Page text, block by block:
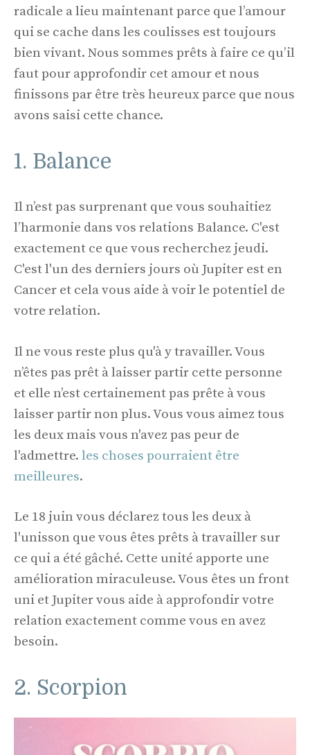
radicale a lieu maintenant parce que l’amour
qui se cache dans les coulisses est toujours
bien vivant. Nous sommes prêts à faire ce qu’il
faut pour approfondir cet amour et nous
finissons par être très heureux parce que nous
avons saisi cette chance.
1. Balance
Il n’est pas surprenant que vous souhaitiez
l’harmonie dans vos relations Balance. C'est
exactement ce que vous recherchez jeudi.
C'est l'un des derniers jours où Jupiter est en
Cancer et cela vous aide à voir le potentiel de
votre relation.
Il ne vous reste plus qu'à y travailler. Vous
n’êtes pas prêt à laisser partir cette personne
et elle n’est certainement pas prête à vous
laisser partir non plus. Vous vous aimez tous
les deux mais vous n'avez pas peur de
l'admettre. les choses pourraient être
meilleures.
Le 18 juin vous déclarez tous les deux à
l'unisson que vous êtes prêts à travailler sur
ce qui a été gâché. Cette unité apporte une
amélioration miraculeuse. Vous êtes un front
uni et Jupiter vous aide à approfondir votre
relation exactement comme vous en avez
besoin.
2. Scorpion